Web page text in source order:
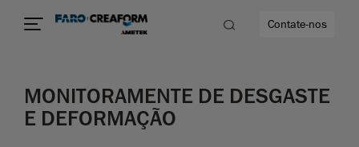
Contate-nos
MONITORAMENTE DE DESGASTE
E DEFORMAÇÃO